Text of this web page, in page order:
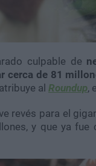
culpable de
cerca de 81
al Roundup,
revés para el
y que ya